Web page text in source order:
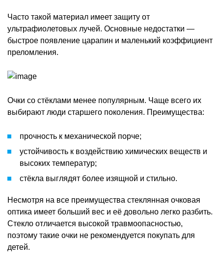
Часто такой материал имеет защиту от
ультрафиолетовых лучей. Основные недостатки —
быстрое появление царапин и маленький коэффициент
преломления.
Очки со стёклами менее популярным. Чаще всего их
выбирают люди старшего поколения. Преимущества:
прочность к механической порче;
устойчивость к воздействию химических веществ и
высоких температур;
стёкла выглядят более изящной и стильно.
Несмотря на все преимущества стеклянная очковая
оптика имеет больший вес и её довольно легко разбить.
Стекло отличается высокой травмоопасностью,
поэтому такие очки не рекомендуется покупать для
детей.